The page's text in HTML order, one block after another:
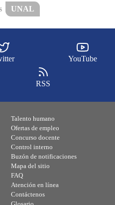
UNAL
YouTube
RSS
Talento humano
Ofertas de empleo
Concurso docente
Control interno
Buzón de notificaciones
Mapa del sitio
FAQ
Atención en línea
Contáctenos